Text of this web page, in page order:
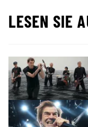
LESEN SIE